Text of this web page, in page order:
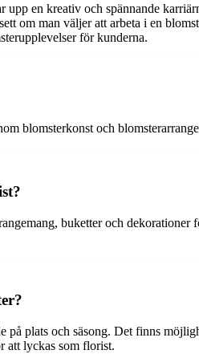
en kreativ och spännande
om man väljer att arbeta i en
för kunderna.
blomsterkonst och
buketter och
plats och säsong. Det finns
att lyckas som florist.